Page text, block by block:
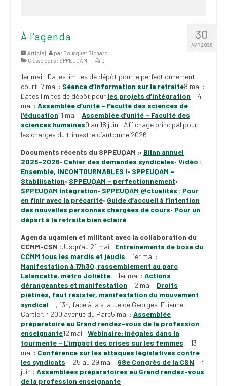
30
AVR 2026
À l’agenda
Article | par Bousquet Richard |
Classé dans : SPPEUQAM | 0
1er mai : Dates limites de dépôt pour le perfectionnement
court 7 mai : Séance d’information sur la retraite8 mai :
Dates limites de dépôt pour les projets d’intégration
4
mai : Assemblée d’unité – Faculté des sciences de
l’éducation11 mai : Assemblée d’unité – Faculté des
sciences humaines9 au 18 juin : Affichage principal pour
les charges du trimestre d’automne 2026
Documents récents du SPPEUQAM :• Bilan annuel
2025-2026• Cahier des demandes syndicales• Vidéo :
Ensemble, INCONTOURNABLES !• SPPEUQAM –
Stabilisation• SPPEUQAM – perfectionnement•
SPPEUQAM Intégration• SPPEUQAM @ctualités : Pour
en finir avec la précarité• Guide d’accueil à l’intention
des nouvelles personnes chargées de cours• Pour un
départ à la retraite bien éclairé
Agenda uqamien et militant avec la collaboration du
CCMM-CSN :Jusqu’au 21 mai : Entrainements de boxe du
CCMM tous les mardis et jeudis
1er mai :
Manifestation à 17h30, rassemblement au parc
Lalancette, métro Joliette
1er mai :Actions
dérangeantes et manifestation
2 mai : Droits
piétinés, faut résister, manifestation du mouvement
syndical
, 13h, face à la statue de Georges-Étienne
Cartier, 4200 avenue du Parc5 mai : Assemblée
préparatoire au Grand rendez-vous de la profession
enseignante12 mai : Webinaire: Inégales dans la
tourmente – L’impact des crises sur les femmes
13
mai : Conférence sur les attaques législatives contre
les syndicats
25 au 29 mai : 68e Congrès de la CSN
4
juin : Assemblées préparatoires au Grand rendez-vous
de la profession enseignante